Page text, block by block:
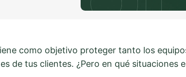
como objetivo proteger tanto los
de tus clientes. ¿Pero en qué situaciones